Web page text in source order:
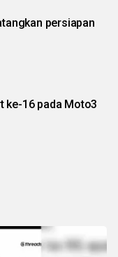
persiapan
ke-16 pada Moto3